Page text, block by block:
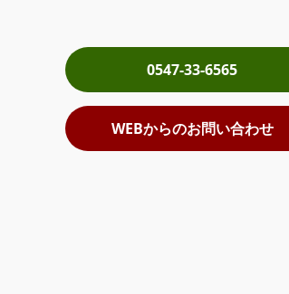
0547-33-6565
WEBからのお問い合わせ